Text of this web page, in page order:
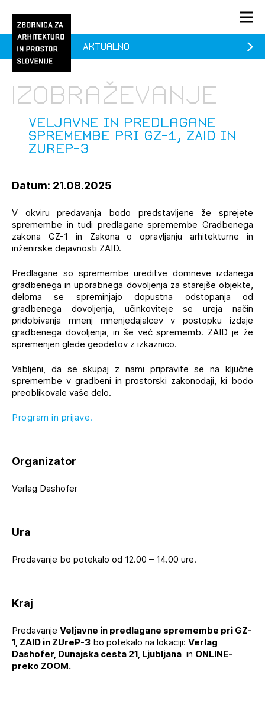
PRIJAVA
Članstvo
O ZAPS
1/1
Pozdravljeni
POZABLJENO GESLO
REGISTRIRAJTE SE
Veljavne in predlagane
spremembe pri GZ-1, ZAID in
ZUreP-3
Izobraževanje
Aktualno
Datum: 21.08.2025
V okviru predavanja bodo predstavljene že sprejete
spremembe in tudi predlagane spremembe Gradbenega
zakona GZ-1 in Zakona o opravljanju arhitekturne in
inženirske dejavnosti ZAID.
Predlagane so spremembe ureditve domneve izdanega
gradbenega in uporabnega dovoljenja za starejše objekte,
deloma se spreminjajo dopustna odstopanja od
gradbenega dovoljenja, učinkoviteje se ureja način
pridobivanja mnenj mnenjedajalcev v postopku izdaje
gradbenega dovoljenja, in še več sprememb. ZAID je že
spremenjen glede geodetov z izkaznico.
Vabljeni, da se skupaj z nami pripravite se na ključne
spremembe v gradbeni in prostorski zakonodaji, ki bodo
preoblikovale vaše delo.
Program in prijave.
Organizator
Verlag Dashofer
Ura
Predavanje bo potekalo od 12.00 – 14.00 ure.
Kraj
Predavanje Veljavne in predlagane spremembe pri GZ-
1, ZAID in ZUreP-3 bo potekalo na lokaciji: Verlag
Dashofer, Dunajska cesta 21, Ljubljana in ONLINE-
preko ZOOM.
1/1
prijava
Plačnik je podjetje
1/2
Prijava na novičnik
Novičnike vam bomo pošiljali na vaš elektronski naslov.
Mesečni novičnik
Novičnik izobraževanj
Novičnik natečajev
Tedenski novičnik javnih naročil
Dnevne medijske objave
NAPREJ